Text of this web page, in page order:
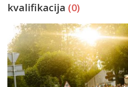
kvalifikacija (0)